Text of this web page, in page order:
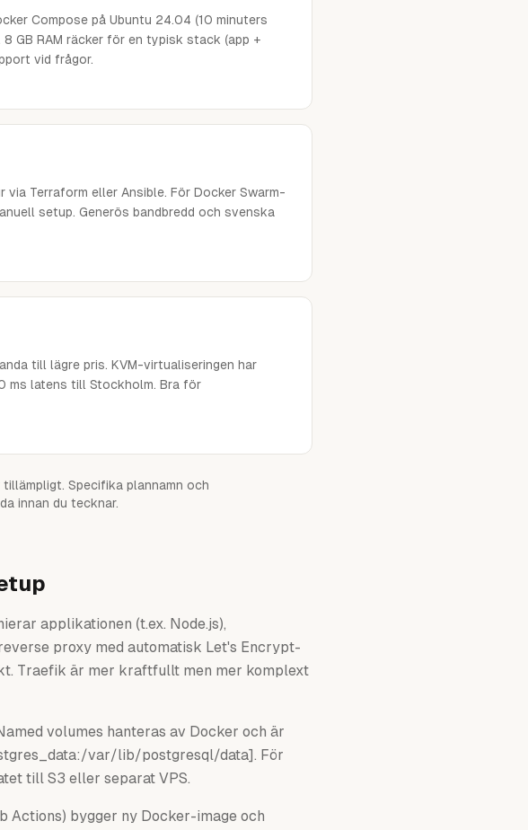
Compose på Ubuntu 24.04 (10 minuters
GB RAM räcker för en typisk stack (app +
vid frågor.
Terraform eller Ansible. För Docker Swarm-
setup. Generös bandbredd och svenska
till lägre pris. KVM-virtualiseringen har
ms latens till Stockholm. Bra för
Specifika plannamn och
innan du tecknar.
applikationen (t.ex. Node.js),
proxy med automatisk Let's Encrypt-
Traefik är mer kraftfullt men mer komplext
volumes hanteras av Docker och är
var/lib/postgresql/data]. För
till S3 eller separat VPS.
Actions) bygger ny Docker-image och